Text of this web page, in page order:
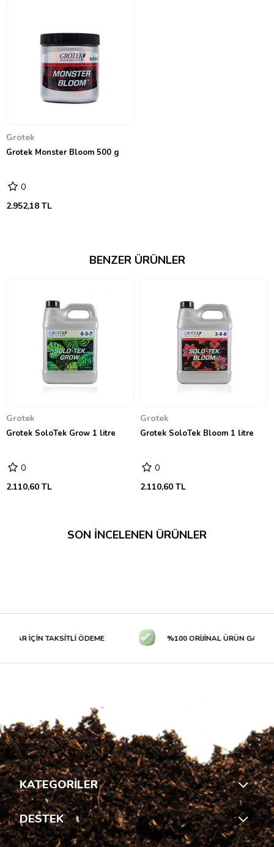
Grotek
Grotek Monster Bloom 500 g
0
2.952,18 TL
BENZER ÜRÜNLER
Grotek
Grotek SoloTek Grow 1 litre
0
2.110,60 TL
Grotek
Grotek SoloTek Bloom 1 litre
0
2.110,60 TL
SON İNCELENEN ÜRÜNLER
İÇİN TAKSİTLİ ÖDEME %100 ORİJİNAL ÜRÜN
KATEGORİLER
DESTEK